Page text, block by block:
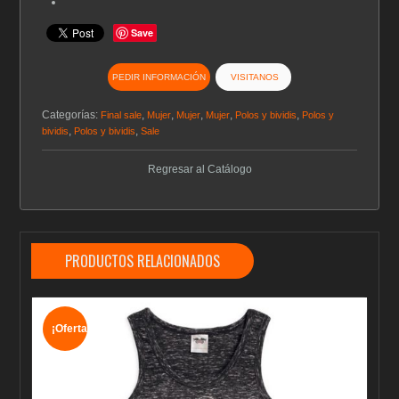
Save
PEDIR INFORMACIÓN VISITANOS
Categorías: Final sale, Mujer, Mujer, Mujer, Polos y bividis, Polos y
bividis, Polos y bividis,Sale
Regresar al Catálogo
PRODUCTOS RELACIONADOS
¡Oferta!